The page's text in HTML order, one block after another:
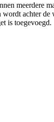
meerdere
wordt achter de
is toegevoegd.